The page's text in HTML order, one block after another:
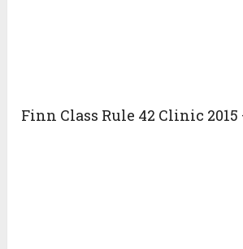
Finn Class Rule 42 Clinic